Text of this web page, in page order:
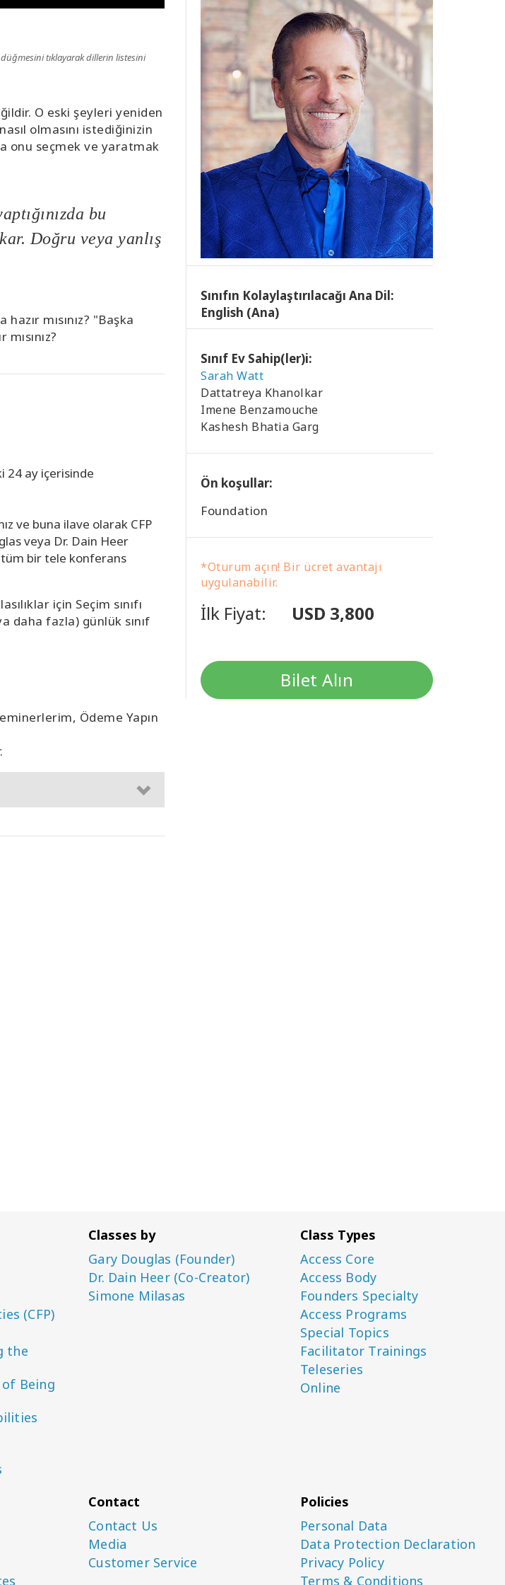
düğmesini tıklayarak dillerin listesini
O eski şeyleri yeniden
olmasını istediğinizin
onu seçmek ve yaratmak
bu
Doğru veya yanlış
mısınız? "Başka
24 ay içerisinde
ve buna ilave olarak CFP
veya Dr. Dain Heer
tüm bir tele konferans
için Seçim sınıfı
daha fazla) günlük sınıf
Ödeme Yapın
Sınıfın Kolaylaştırılacağı Ana Dil:
English (Ana)
Sınıf Ev Sahip(ler)i:
Sarah Watt
Dattatreya Khanolkar
Imene Benzamouche
Kashesh Bhatia Garg
Ön koşullar:
Foundation
*Oturum açın! Bir ücret avantajı
uygulanabilir.
İlk Fiyat: USD 3,800
Bilet Alın
(CFP)
the
Being
Classes by
Gary Douglas (Founder)
Dr. Dain Heer (Co-Creator)
Simone Milasas
Class Types
Access Core
Access Body
Founders Specialty
Access Programs
Special Topics
Facilitator Trainings
Teleseries
Online
Contact
Contact Us
Media
Customer Service
Policies
Personal Data
Data Protection Declaration
Privacy Policy
Terms & Conditions